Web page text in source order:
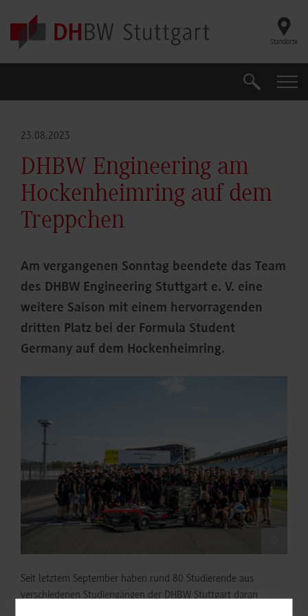
Skip to main content
Standorte
Suche
23.08.2023
DHBW Engineering am
Hockenheimring auf dem
Treppchen
Am vergangenen Sonntag beendete das Team
des DHBW Engineering Stuttgart e. V. eine
weitere Saison mit einem hervorragenden
dritten Platz bei der Formula Student
Germany auf dem Hockenheimring.
Seit letztem September haben rund 80 Studierende aus
verschiedenen Studiengängen der DHBW Stuttgart daran